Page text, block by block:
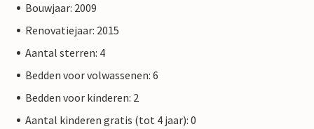
Bouwjaar: 2009
Renovatiejaar: 2015
Aantal sterren: 4
Bedden voor volwassenen: 6
Bedden voor kinderen: 2
Aantal kinderen gratis (tot 4 jaar): 0